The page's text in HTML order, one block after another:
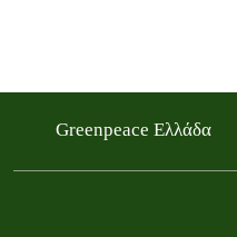
Greenpeace Ελλάδα